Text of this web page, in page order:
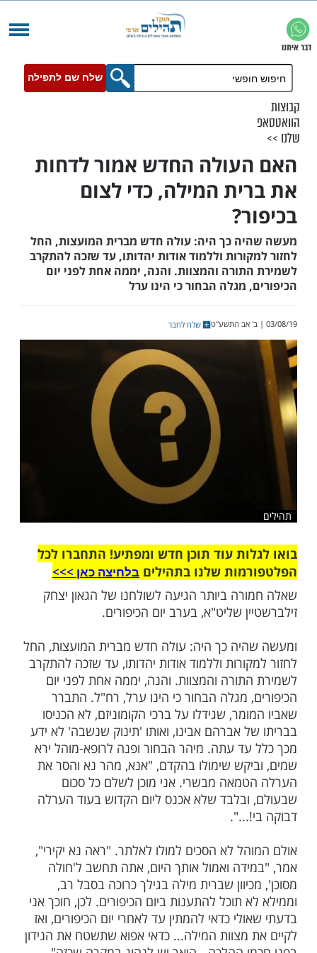
שלח שם לתפילה
החדש אמור לדחות
המילה, כדי לצום
וללמוד אודות יהדותו, עד שזכה להתקרב
והמצוות. והנה, יממה אחת לפני יום
מגלה הבחור כי הינו ערל
שלח לחבר
עוד תוכן חדש ומפתיע! התחברו לכל
שלנו בתהיליםבלחיצה כאן >>>​
ביותר הגיעה לשולחנו של הגאון יצחק
שליט"א, בערב יום הכיפורים.
כך היה: עולה חדש מברית המועצות, החל
וללמוד אודות יהדותו, עד שזכה להתקרב
והמצוות. והנה, יממה אחת לפני יום
מגלה הבחור כי הינו ערל, רח"ל. התברר
שגידלו על ברכי הקומוניזם, לא הכניסו
אברהם אבינו, ואותו 'תינוק שנשבה' לא ידע
עתה. מיהר הבחור ופנה לרופא-מוהל ירא